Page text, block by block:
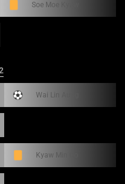
Soe Moe Kyaw
Wai Lin Aung
Kyaw Min Oo